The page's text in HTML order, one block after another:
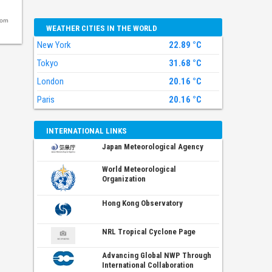
WEATHER CITIES IN THE WORLD
New York
22.89 °C
Tokyo
31.68 °C
London
20.16 °C
Paris
20.16 °C
INTERNATIONAL LINKS
Japan Meteorological Agency
World Meteorological
Organization
Hong Kong Observatory
NRL Tropical Cyclone Page
Advancing Global NWP Through
International Collaboration